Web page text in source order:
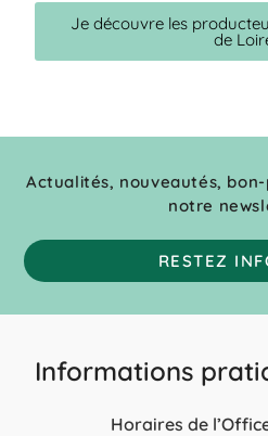
Je découvre les
de
Actualités, nouveautés,
notre
RESTEZ
Informations
Horaires de